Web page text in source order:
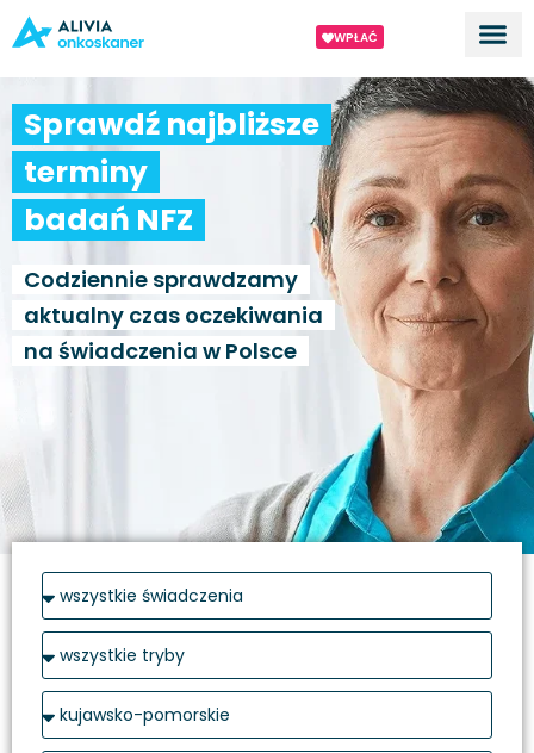
WPŁAĆ
Sprawdź najbliższe
terminy
badań NFZ
Codziennie sprawdzamy
aktualny czas oczekiwania
na świadczenia w Polsce